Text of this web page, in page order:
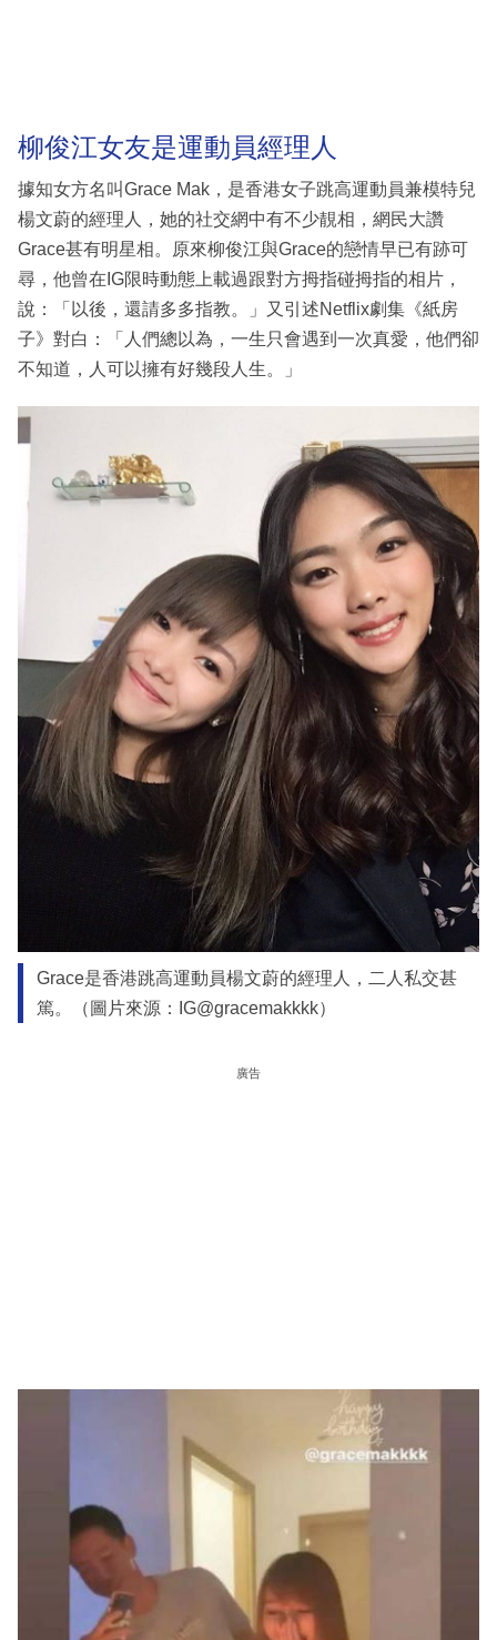
柳俊江女友是運動員經理人
據知女方名叫Grace Mak，是香港女子跳高運動員兼模特兒
楊文蔚的經理人，她的社交網中有不少靚相，網民大讚
Grace甚有明星相。原來柳俊江與Grace的戀情早已有跡可
尋，他曾在IG限時動態上載過跟對方拇指碰拇指的相片，
說：「以後，還請多多指教。」又引述Netflix劇集《紙房
子》對白：「人們總以為，一生只會遇到一次真愛，他們卻
不知道，人可以擁有好幾段人生。」
Grace是香港跳高運動員楊文蔚的經理人，二人私交甚
篤。（圖片來源：IG@gracemakkkk）
廣告